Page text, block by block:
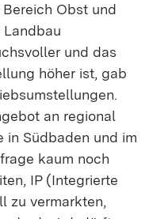
Obst und
Landbau
und das
höher ist, gab
an regional
in Südbaden und im
kaum noch
IP (Integrierte
zu vermarkten,